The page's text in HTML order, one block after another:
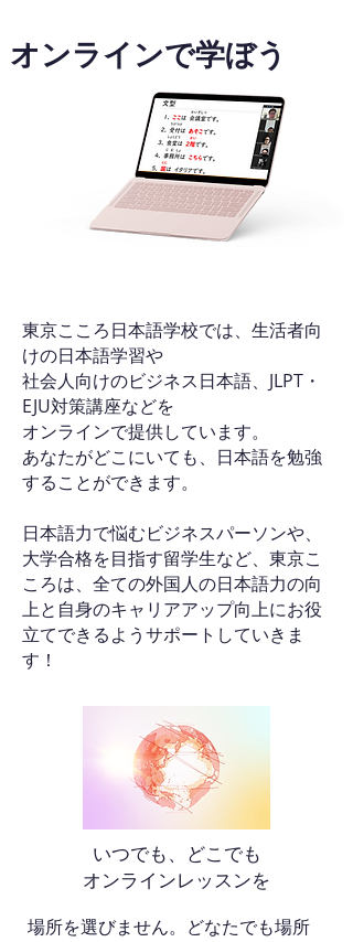
オンラインで学ぼう
東京こころ日本語学校では、生活者向
けの日本語学習や
社会人向けのビジネス日本語、JLPT・
EJU対策講座などを
オンラインで提供しています。
あなたがどこにいても、日本語を勉強
することができます。
日本語力で悩むビジネスパーソンや、
大学合格を目指す留学生など、東京こ
ころは、全ての外国人の日本語力の向
上と自身のキャリアアップ向上にお役
立てできるようサポートしていきま
す！
いつでも、どこでも
オンラインレッスンを
場所を選びません。どなたでも場所